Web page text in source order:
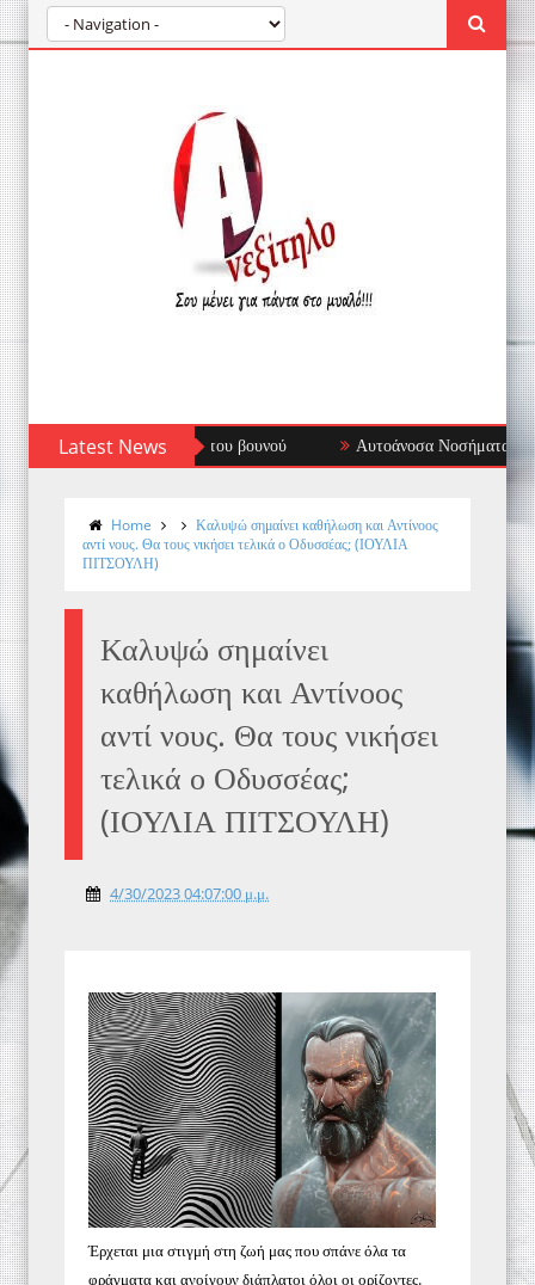
Latest News Αυτοάνοσα Νοσήματα: Όταν το
Home
Καλυψώ σημαίνει καθήλωση και Αντίνοος
αντί νους. Θα τους νικήσει τελικά ο Οδυσσέας; (ΙΟΥΛΙΑ
ΠΙΤΣΟΥΛΗ)
Καλυψώ σημαίνει
καθήλωση και Αντίνοος
αντί νους. Θα τους νικήσει
τελικά ο Οδυσσέας;
(ΙΟΥΛΙΑ ΠΙΤΣΟΥΛΗ)
4/30/2023 04:07:00 μ.μ.
Έρχεται μια στιγμή στη ζωή μας που σπάνε όλα τα
φράγματα και ανοίγουν διάπλατοι όλοι οι ορίζοντες.